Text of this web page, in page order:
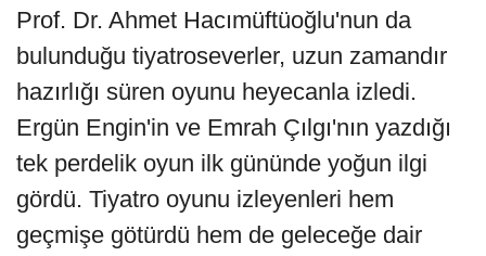
Prof. Dr. Ahmet Hacımüftüoğlu'nun da
bulunduğu tiyatroseverler, uzun zamandır
hazırlığı süren oyunu heyecanla izledi.
Ergün Engin'in ve Emrah Çılgı'nın yazdığı
tek perdelik oyun ilk gününde yoğun ilgi
gördü. Tiyatro oyunu izleyenleri hem
geçmişe götürdü hem de geleceğe dair